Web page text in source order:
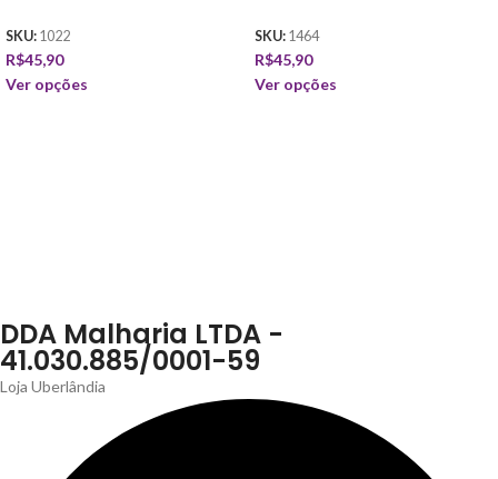
SKU: 1022
R$45,90
Ver opções
SKU: 1464
R$45,90
Ver opções
DDA Malharia LTDA -
41.030.885/0001-59
Loja Uberlândia